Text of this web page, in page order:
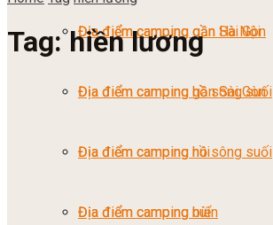
Địa điểm camping gần Sài Gòn
Địa điểm camping hồ sông suối
Địa điểm camping núi
Địa điểm camping biển
Địa điểm camping gần Hà Nội
Địa điểm camping gần Sài Gòn
Địa điểm camping hồ sông suối
Địa điểm camping núi
Tag:hiền lương